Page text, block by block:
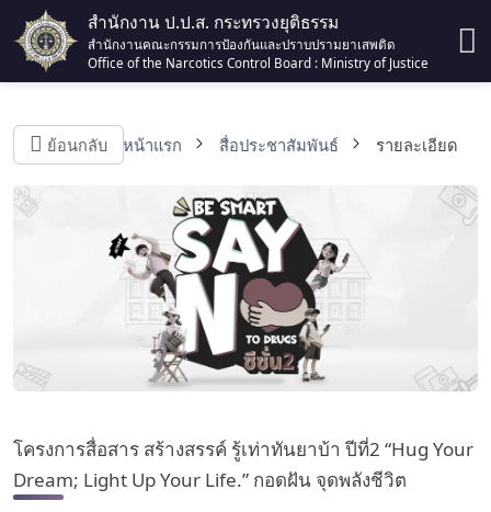
สำนักงาน ป.ป.ส. กระทรวงยุติธรรม
สำนักงานคณะกรรมการป้องกันและปราบปรามยาเสพติด
Office of the Narcotics Control Board : Ministry of Justice
ย้อนกลับ หน้าแรก สื่อประชาสัมพันธ์ รายละเอียด
โครงการสื่อสาร สร้างสรรค์ รู้เท่าทันยาบ้า ปีที่2 “Hug Your
Dream; Light Up Your Life.” กอดฝัน จุดพลังชีวิต